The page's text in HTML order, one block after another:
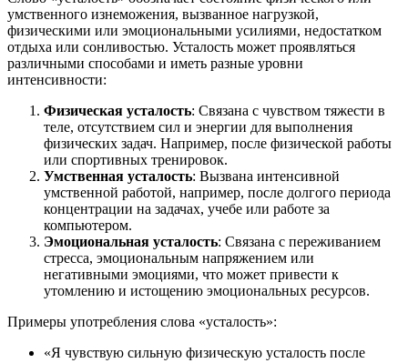
умственного изнеможения, вызванное нагрузкой,
физическими или эмоциональными усилиями, недостатком
отдыха или сонливостью. Усталость может проявляться
различными способами и иметь разные уровни
интенсивности:
Физическая усталость: Связана с чувством тяжести в
теле, отсутствием сил и энергии для выполнения
физических задач. Например, после физической работы
или спортивных тренировок.
Умственная усталость: Вызвана интенсивной
умственной работой, например, после долгого периода
концентрации на задачах, учебе или работе за
компьютером.
Эмоциональная усталость: Связана с переживанием
стресса, эмоциональным напряжением или
негативными эмоциями, что может привести к
утомлению и истощению эмоциональных ресурсов.
Примеры употребления слова «усталость»:
«Я чувствую сильную физическую усталость после